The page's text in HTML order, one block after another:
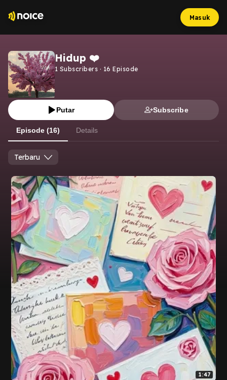
Masuk
Hidup ❤️
1 Subscribers · 16 Episode
Putar Subscribe
Episode (16) Details
Terbaru
1:47